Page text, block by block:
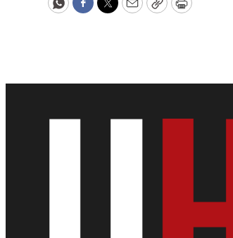
WhatsApp
Facebook
Twitter
EmailCopyPrint